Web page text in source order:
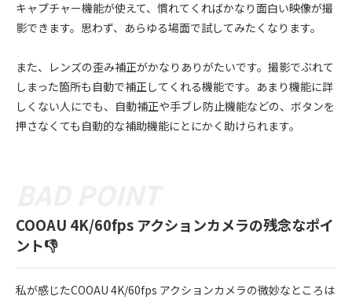
キャプチャー機能が使えて、慣れてくればかなり面白い映像が撮
影できます。思わず、あらゆる場面で試してみたくなります。
また、レンズの歪み補正がかなりありがたいです。撮影でぶれて
しまった箇所も自動で補正してくれる機能です。あまり機能に詳
しくない人にでも、自動補正や手ブレ防止機能などの、ボタンを
押さなくても自動的な補助機能にとにかく助けられます。
COOAU 4K/60fps アクションカメラの残念なポイ
ント👎
私が感じたCOOAU 4K/60fps アクションカメラの微妙なところは